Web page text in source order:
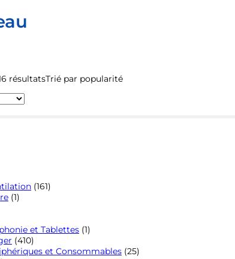
résultatsTrié par popularité
(161)
(1)
et Tablettes (1)
(410)
et Consommables (25)